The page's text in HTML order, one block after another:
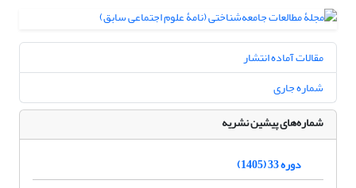
مقالات آماده انتشار
شماره جاری
شماره‌های پیشین نشریه
دوره 33 (1405)